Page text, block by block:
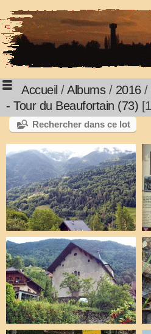
Accueil /Albums/ 2016/
- Tour du Beaufortain (73)
Rechercher dans ce lot